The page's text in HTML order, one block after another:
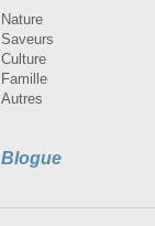
Nature
Saveurs
Culture
Famille
Autres
Blogue